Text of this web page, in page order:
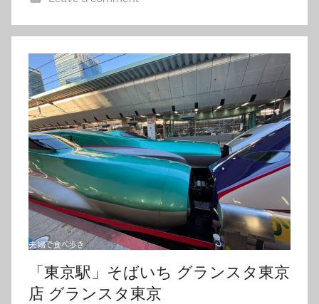
「東京駅」そばいち グランスタ東京
店 グランスタ東京